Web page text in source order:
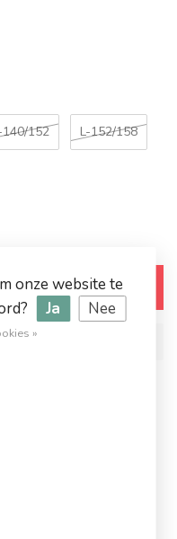
140/152 L-152/158
dezelfde dag verstuurd
verzonden
onze website te
Ja Nee
»